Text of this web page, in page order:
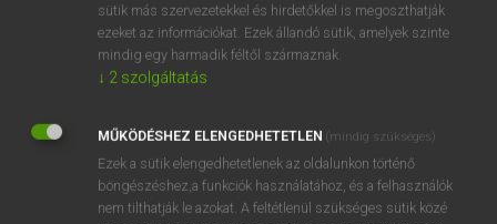
MICROSOFT OFFICE BŐVÍTMÉNY
BEÉPÜLŐ SZÓTÁRMODUL
ONLINE NYELVVIZSGA
EGYÉNI FELHASZNÁLÓKNAK
TANULÓKNAK
OKTATÁSI INTÉZMÉNYEKNEK
sütik más szervezetekkel és hirdetőkkel is megoszthatják
ezeket az információkat. Ezek állandó sütik, amelyek szinte
mindig egy harmadik féltől származnak.
↓ 2 szolgáltatás
MŰKÖDÉSHEZ ELENGEDHETETLEN (mindig szükséges)
Ezek a sütik elengedhetetlenek az oldalunkon történő
böngészéshez,a funkciók használatához, és a felhasználók
nem tilthatják le azokat. A feltétlenül szükséges sütik közé